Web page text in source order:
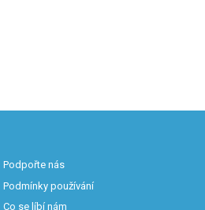
Podpořte nás
Podmínky používání
Co se líbí nám